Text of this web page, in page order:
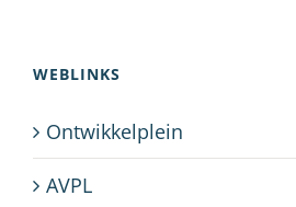
WEBLINKS
Ontwikkelplein
AVPL